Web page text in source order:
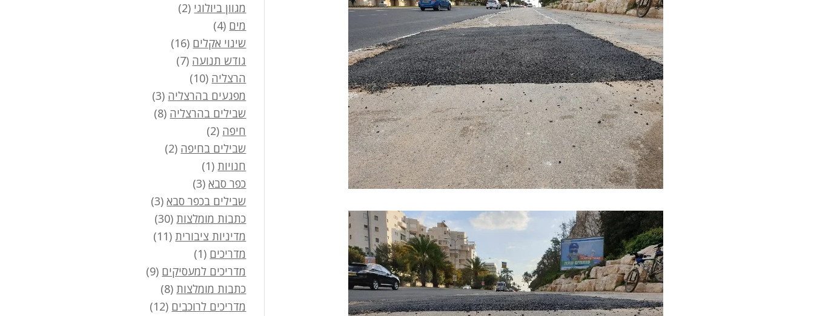
מגוון ביולוגי (2)
מים (4)
שינוי אקלים (16)
גודש תנועה (7)
הרצליה (10)
מפגעים בהרצליה (3)
שבילים בהרצליה (8)
חיפה (2)
שבילים בחיפה (2)
חנויות(1)
כפר סבא(3)
שבילים בכפר סבא(3)
כתבות מומלצות(30)
מדיניות ציבורית(11)
מדריכים (1)
מדריכים למעסיקים (9)
כתבות מומלצות(8)
מדריכים לרוכבים (12)